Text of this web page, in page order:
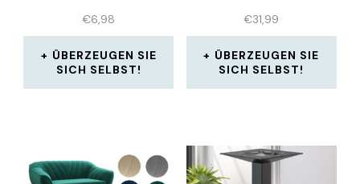
€6,98
ÜBERZEUGEN SIE
SICH SELBST!
€31,99
ÜBERZEUGEN SIE
SICH SELBST!